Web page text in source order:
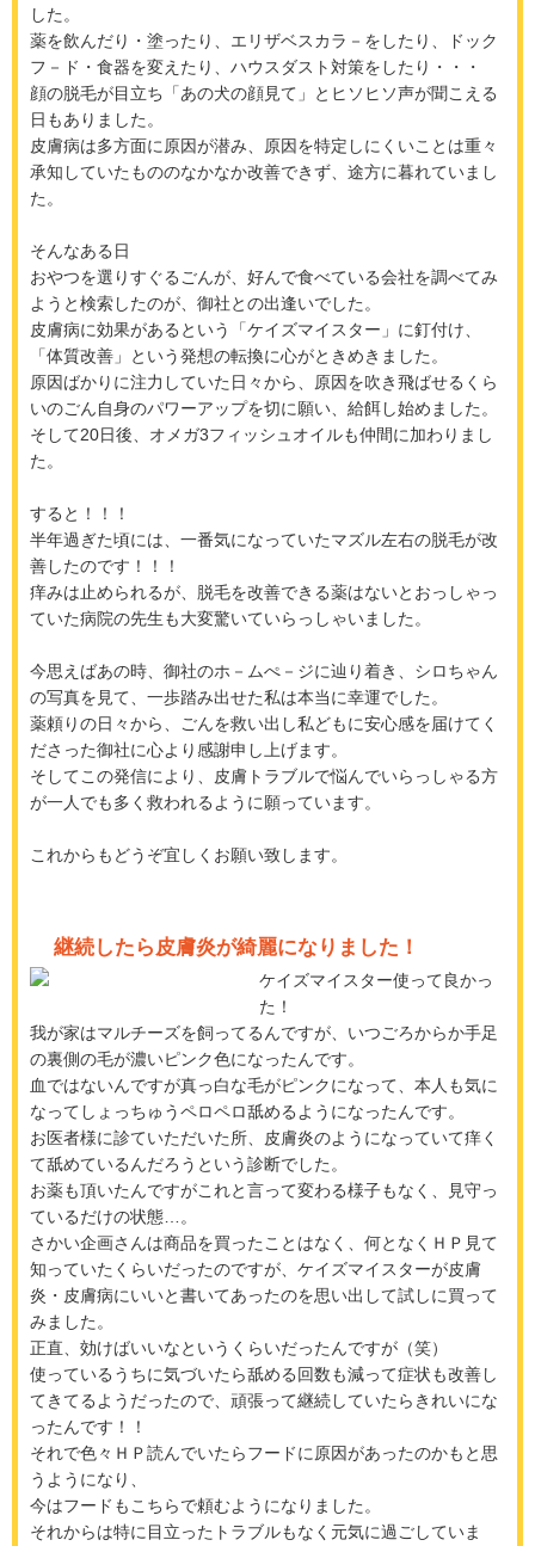
した。
薬を飲んだり・塗ったり、エリザベスカラ－をしたり、ドック
フ－ド・食器を変えたり、ハウスダスト対策をしたり・・・
顔の脱毛が目立ち「あの犬の顔見て」とヒソヒソ声が聞こえる
日もありました。
皮膚病は多方面に原因が潜み、原因を特定しにくいことは重々
承知していたもののなかなか改善できず、途方に暮れていまし
た。
そんなある日
おやつを選りすぐるごんが、好んで食べている会社を調べてみ
ようと検索したのが、御社との出逢いでした。
皮膚病に効果があるという「ケイズマイスター」に釘付け、
「体質改善」という発想の転換に心がときめきました。
原因ばかりに注力していた日々から、原因を吹き飛ばせるくら
いのごん自身のパワーアップを切に願い、給餌し始めました。
そして20日後、オメガ3フィッシュオイルも仲間に加わりまし
た。
すると！！！
半年過ぎた頃には、一番気になっていたマズル左右の脱毛が改
善したのです！！！
痒みは止められるが、脱毛を改善できる薬はないとおっしゃっ
ていた病院の先生も大変驚いていらっしゃいました。
今思えばあの時、御社のホ－ムぺ－ジに辿り着き、シロちゃん
の写真を見て、一歩踏み出せた私は本当に幸運でした。
薬頼りの日々から、ごんを救い出し私どもに安心感を届けてく
ださった御社に心より感謝申し上げます。
そしてこの発信により、皮膚トラブルで悩んでいらっしゃる方
が一人でも多く救われるように願っています。
これからもどうぞ宜しくお願い致します。
継続したら皮膚炎が綺麗になりました！
ケイズマイスター使って良かっ
た！
我が家はマルチーズを飼ってるんですが、いつごろからか手足
の裏側の毛が濃いピンク色になったんです。
血ではないんですが真っ白な毛がピンクになって、本人も気に
なってしょっちゅうペロペロ舐めるようになったんです。
お医者様に診ていただいた所、皮膚炎のようになっていて痒く
て舐めているんだろうという診断でした。
お薬も頂いたんですがこれと言って変わる様子もなく、見守っ
ているだけの状態…。
さかい企画さんは商品を買ったことはなく、何となくＨＰ見て
知っていたくらいだったのですが、ケイズマイスターが皮膚
炎・皮膚病にいいと書いてあったのを思い出して試しに買って
みました。
正直、効けばいいなというくらいだったんですが（笑）
使っているうちに気づいたら舐める回数も減って症状も改善し
てきてるようだったので、頑張って継続していたらきれいにな
ったんです！！
それで色々ＨＰ読んでいたらフードに原因があったのかもと思
うようになり、
今はフードもこちらで頼むようになりました。
それからは特に目立ったトラブルもなく元気に過ごしていま